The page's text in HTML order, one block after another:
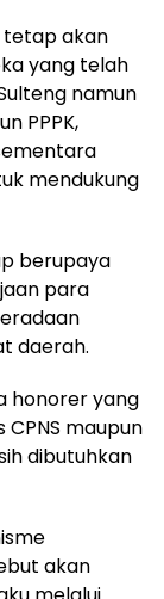
tetap akan
yang telah
namun
PPPK,
mendukung
berupaya
para
daerah.
honorer yang
maupun
dibutuhkan
akan